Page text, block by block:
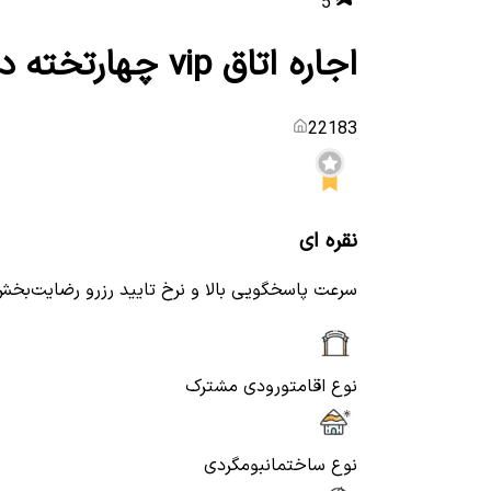
اجاره اتاق vip چهارتخته در سهیلی قشم - نزدیک ساحل
22183
نقره ای
سرعت پاسخگویی بالا و نرخ تایید رزرو
نوع اقامتورودی مشترک
نوع ساختمانبومگردی